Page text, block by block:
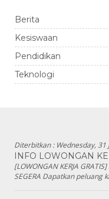
Berita
Kesiswaan
Pendidikan
Teknologi
Diterbitkan : Wednesday, 31
INFO LOWONGAN
[LOWONGAN KERJA
SEGERA Dapatkan peluang